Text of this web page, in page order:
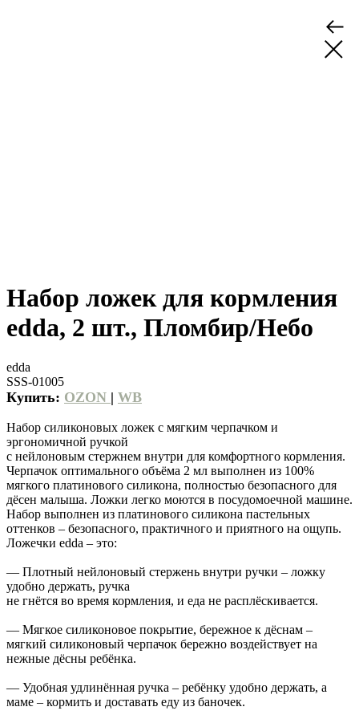
Набор ложек для кормления
edda, 2 шт., Пломбир/Небо
edda
SSS-01005
Купить: OZON | WB
Набор силиконовых ложек с мягким черпачком и
эргономичной ручкой
с нейлоновым стержнем внутри для комфортного кормления.
Черпачок оптимального объёма 2 мл выполнен из 100%
мягкого платинового силикона, полностью безопасного для
дёсен малыша. Ложки легко моются в посудомоечной машине.
Набор выполнен из платинового силикона пастельных
оттенков – безопасного, практичного и приятного на ощупь.
Ложечки edda – это:
— Плотный нейлоновый стержень внутри ручки – ложку
удобно держать, ручка
не гнётся во время кормления, и еда не расплёскивается.
— Мягкое силиконовое покрытие, бережное к дёснам –
мягкий силиконовый черпачок бережно воздействует на
нежные дёсны ребёнка.
— Удобная удлинённая ручка – ребёнку удобно держать, а
маме – кормить и доставать еду из баночек.